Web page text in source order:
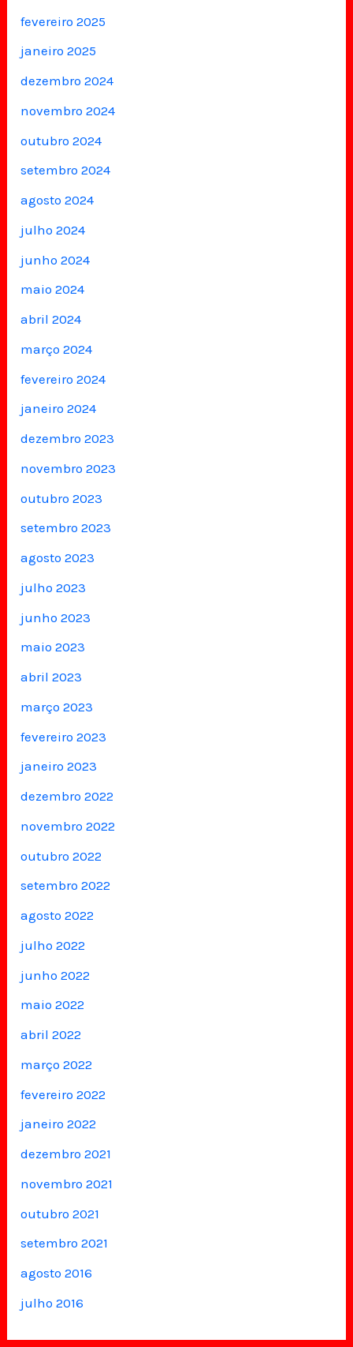
fevereiro 2025
janeiro 2025
dezembro 2024
novembro 2024
outubro 2024
setembro 2024
agosto 2024
julho 2024
junho 2024
maio 2024
abril 2024
março 2024
fevereiro 2024
janeiro 2024
dezembro 2023
novembro 2023
outubro 2023
setembro 2023
agosto 2023
julho 2023
junho 2023
maio 2023
abril 2023
março 2023
fevereiro 2023
janeiro 2023
dezembro 2022
novembro 2022
outubro 2022
setembro 2022
agosto 2022
julho 2022
junho 2022
maio 2022
abril 2022
março 2022
fevereiro 2022
janeiro 2022
dezembro 2021
novembro 2021
outubro 2021
setembro 2021
agosto 2016
julho 2016